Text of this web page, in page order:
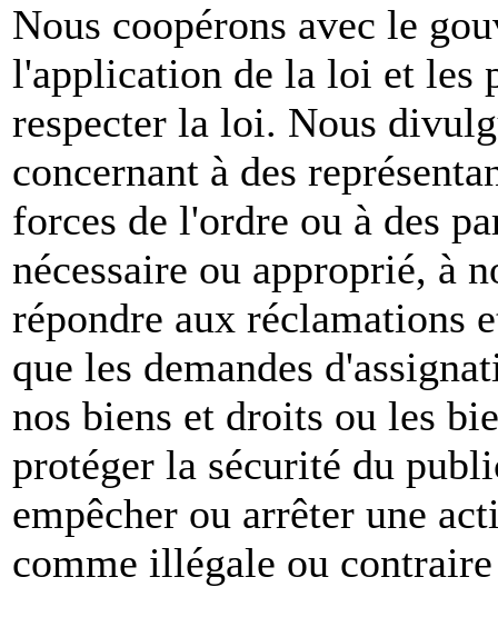
Nous coopérons avec le
l'application de la loi et les
respecter la loi. Nous
concernant à des
forces de l'ordre ou à des
nécessaire ou approprié, à
répondre aux réclamations
que les demandes
nos biens et droits ou les
protéger la sécurité du
empêcher ou arrêter une
comme illégale ou